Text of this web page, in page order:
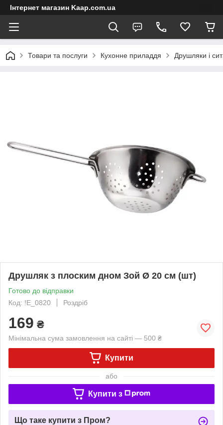
Інтернет магазин Kaap.com.ua
Товари та послуги Кухонне приладдя Друшляки і
Друшляк з плоским дном Зой Ø 20 см (шт)
Готово до відправки
Код: !Е_0820
Роздріб
169 ₴
Мінімальна сума замовлення на сайті — 500 ₴
Купити
або
Купити з
Що таке купити з Пром?